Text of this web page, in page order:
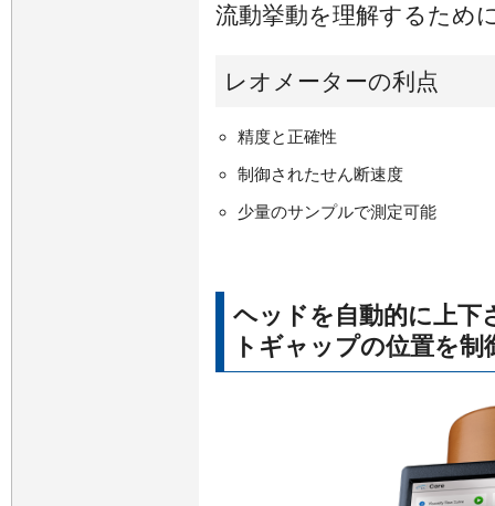
流動挙動を理解するため
レオメーターの利点
精度と正確性
制御されたせん断速度
少量のサンプルで測定可能
ヘッドを自動的に上下
トギャップの位置を制